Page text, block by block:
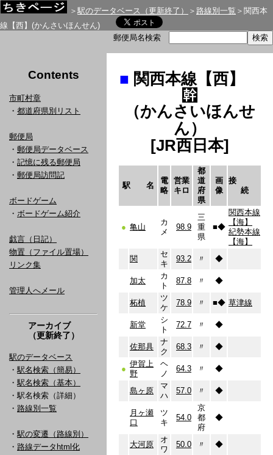
＞ 駅のデータベース（更新終了） ＞ 路線別一覧 ＞関西本
線【西】(かんさいほんせん)
郵便局名検索
Contents
市町村章
・ 都道府県別リスト
郵便局
・ 郵便局データベース
・ 記憶に残る郵便局
・ 郵便局訪問記
ボードゲーム
・ ボードゲーム紹介
戯言（日記）
物置（ファイル置場）
リンク集
管理人へメール
アーカイブ
（更新終了）
駅のデータベース
・ 駅名検索（簡易）
・ 駅名検索（基本）
・駅名検索（詳細）
・ 路線別一覧
・ 駅の変遷（路線別）
・ 路線データhtml化
■ 関西本線【西】
（かんさいほんせ
ん）
[JR西日本]
駅 名
電
略
営業
キロ
都
道
府
県
画
像
接
続
● 亀山
カ
メ
98.9
三
重
県
■◆
関西本線
【海】
紀勢本線
【海】
関
セ
キ
93.2 〃 ◆
加太
カ
ト
87.8 〃 ◆
柘植
ツ
ケ
78.9 〃 ■◆ 草津線
新堂
シ
ト
72.7 〃 ◆
佐那具
ナ
ク
68.3 〃 ◆
●
伊賀上
野
ヘ
ノ
64.3 〃 ◆
島ヶ原
マ
ハ
57.0 〃 ◆
月ヶ瀬
口
ツ
キ
54.0
京
都
府
◆
大河原
オ
ワ
50.0 〃 ◆